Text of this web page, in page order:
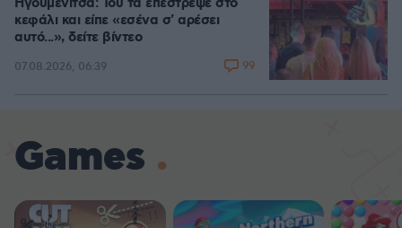
Ηγουμενίτσα: Του τα επέστρεψε στο
κεφάλι και είπε «εσένα σ' αρέσει
αυτό...», δείτε βίντεο
07.08.2026, 06:39 99
Games